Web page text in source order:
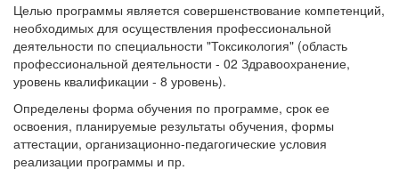
Целью программы является совершенствование компетенций,
необходимых для осуществления профессиональной
деятельности по специальности "Токсикология" (область
профессиональной деятельности - 02 Здравоохранение,
уровень квалификации - 8 уровень).
Определены форма обучения по программе, срок ее
освоения, планируемые результаты обучения, формы
аттестации, организационно-педагогические условия
реализации программы и пр.